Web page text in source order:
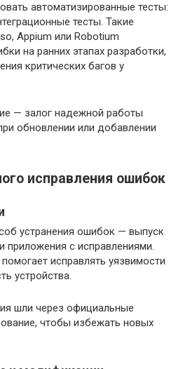
автоматизированные тесты:
тесты. Такие
Appium или Robotium
на ранних этапах разработки,
критических багов у
— залог надежной работы
обновлении или добавлении
исправления ошибок
устранения ошибок — выпуск
приложения с исправлениями.
исправлять уязвимости
устройства.
шли через официальные
чтобы избежать новых